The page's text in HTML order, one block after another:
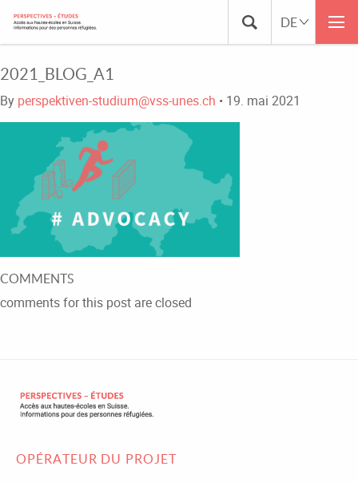
2021_BLOG_A1
By perspektiven-studium@vss-unes.ch • 19. mai 2021
COMMENTS
comments for this post are closed
OPÉRATEUR DU PROJET